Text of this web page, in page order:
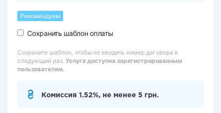
Рекомендуем
Сохранить шаблон оплаты
Сохраните шаблон, чтобы не вводить номер договора в
следующий раз. Услуга доступна зарегистрированным
пользователям.
Комиссия 1.52%, не менее 5 грн.